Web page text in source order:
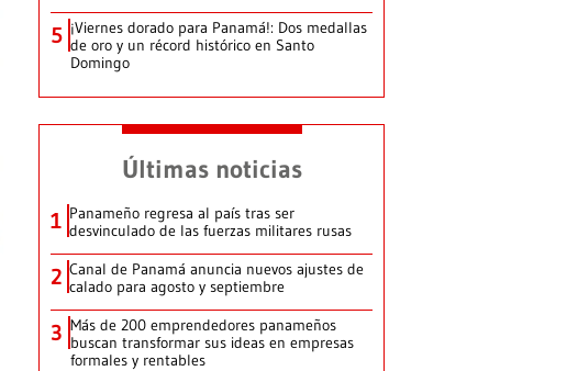
5 ¡Viernes dorado para Panamá!: Dos medallas
de oro y un récord histórico en Santo
Domingo
Últimas noticias
1 Panameño regresa al país tras ser
desvinculado de las fuerzas militares rusas
2 Canal de Panamá anuncia nuevos ajustes de
calado para agosto y septiembre
3 Más de 200 emprendedores panameños
buscan transformar sus ideas en empresas
formales y rentables